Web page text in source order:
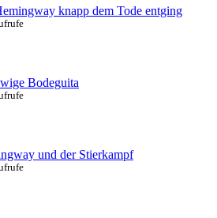
knapp dem Tode entging
Bodeguita
und der Stierkampf